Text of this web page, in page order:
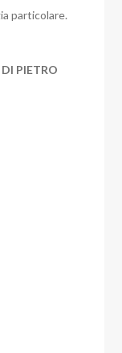
particolare.
PIETRO